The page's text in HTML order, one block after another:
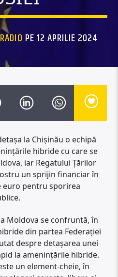
PE 12 APRILIE 2024
la Chișinău o echipă
hibride cu care se
iar Regatului Țărilor
un sprijin financiar în
euro pentru sporirea
Moldova se confruntă, în
din partea Federației
despre detașarea unei
la amenințările hibride.
un element-cheie, în